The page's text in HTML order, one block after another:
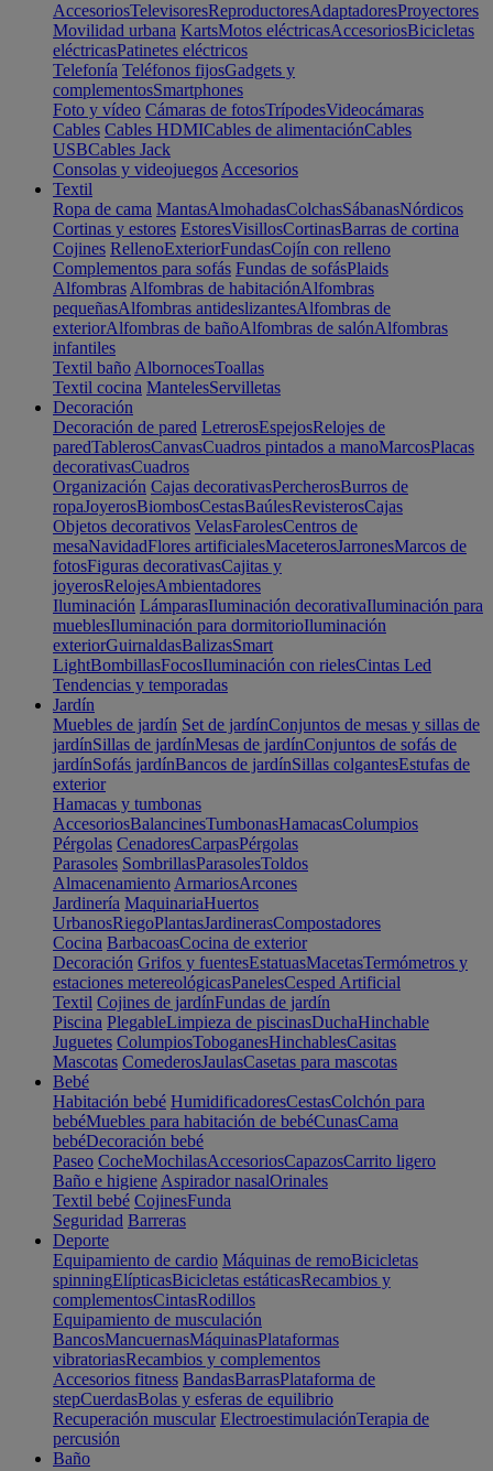
AccesoriosTelevisoresReproductoresAdaptadoresProyectores
Movilidad urbana KartsMotos eléctricasAccesoriosBicicletas
eléctricasPatinetes eléctricos
Telefonía Teléfonos fijosGadgets y
complementosSmartphones
Foto y vídeo Cámaras de fotosTrípodesVideocámaras
Cables Cables HDMICables de alimentaciónCables
USBCables Jack
Consolas y videojuegos Accesorios
Textil
Ropa de cama MantasAlmohadasColchasSábanasNórdicos
Cortinas y estores EstoresVisillosCortinasBarras de cortina
Cojines RellenoExteriorFundasCojín con relleno
Complementos para sofás Fundas de sofásPlaids
Alfombras Alfombras de habitaciónAlfombras
pequeñasAlfombras antideslizantesAlfombras de
exteriorAlfombras de bañoAlfombras de salónAlfombras
infantiles
Textil baño AlbornocesToallas
Textil cocina MantelesServilletas
Decoración
Decoración de pared LetrerosEspejosRelojes de
paredTablerosCanvasCuadros pintados a manoMarcosPlacas
decorativasCuadros
Organización Cajas decorativasPercherosBurros de
ropaJoyerosBiombosCestasBaúlesRevisterosCajas
Objetos decorativos VelasFarolesCentros de
mesaNavidadFlores artificialesMaceterosJarronesMarcos de
fotosFiguras decorativasCajitas y
joyerosRelojesAmbientadores
Iluminación LámparasIluminación decorativaIluminación para
mueblesIluminación para dormitorioIluminación
exteriorGuirnaldasBalizasSmart
LightBombillasFocosIluminación con rielesCintas Led
Tendencias y temporadas
Jardín
Muebles de jardín Set de jardínConjuntos de mesas y sillas de
jardínSillas de jardínMesas de jardínConjuntos de sofás de
jardínSofás jardínBancos de jardínSillas colgantesEstufas de
exterior
Hamacas y tumbonas
AccesoriosBalancinesTumbonasHamacasColumpios
Pérgolas CenadoresCarpasPérgolas
Parasoles SombrillasParasolesToldos
Almacenamiento ArmariosArcones
Jardinería MaquinariaHuertos
UrbanosRiegoPlantasJardinerasCompostadores
Cocina BarbacoasCocina de exterior
Decoración Grifos y fuentesEstatuasMacetasTermómetros y
estaciones metereológicasPanelesCesped Artificial
Textil Cojines de jardínFundas de jardín
Piscina PlegableLimpieza de piscinasDuchaHinchable
Juguetes ColumpiosToboganesHinchablesCasitas
Mascotas ComederosJaulasCasetas para mascotas
Bebé
Habitación bebé HumidificadoresCestasColchón para
bebéMuebles para habitación de bebéCunasCama
bebéDecoración bebé
Paseo CocheMochilasAccesoriosCapazosCarrito ligero
Baño e higiene Aspirador nasalOrinales
Textil bebé CojinesFunda
Seguridad Barreras
Deporte
Equipamiento de cardio Máquinas de remoBicicletas
spinningElípticasBicicletas estáticasRecambios y
complementosCintasRodillos
Equipamiento de musculación
BancosMancuernasMáquinasPlataformas
vibratoriasRecambios y complementos
Accesorios fitness BandasBarrasPlataforma de
stepCuerdasBolas y esferas de equilibrio
Recuperación muscular ElectroestimulaciónTerapia de
percusión
Baño